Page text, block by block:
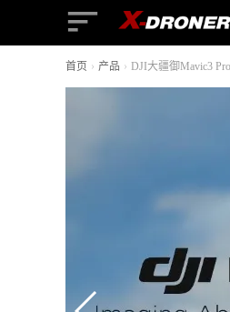
首页 › 产品 › DJI大疆御Mavic3